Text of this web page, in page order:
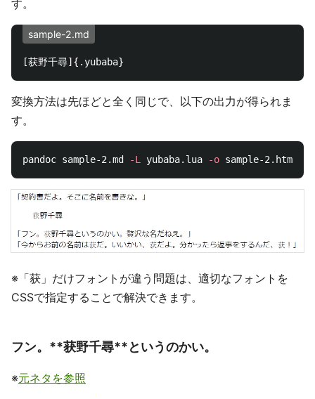
す。
sample-2.md
変換方法は先ほどと全く同じで、以下の出力が得られま
す。
pandoc sample-2.md -L yubaba.lua -o
※「获」だけフォントが違う問題は、適切なフォントを
CSSで指定することで解決できます。
フン。**获野千尋**というのかい。
※元ネタを参照